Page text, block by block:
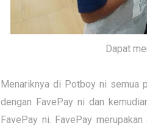
Dapat
Menariknya di Potboy ni semua
dengan FavePay ni dan
FavePay ni. FavePay